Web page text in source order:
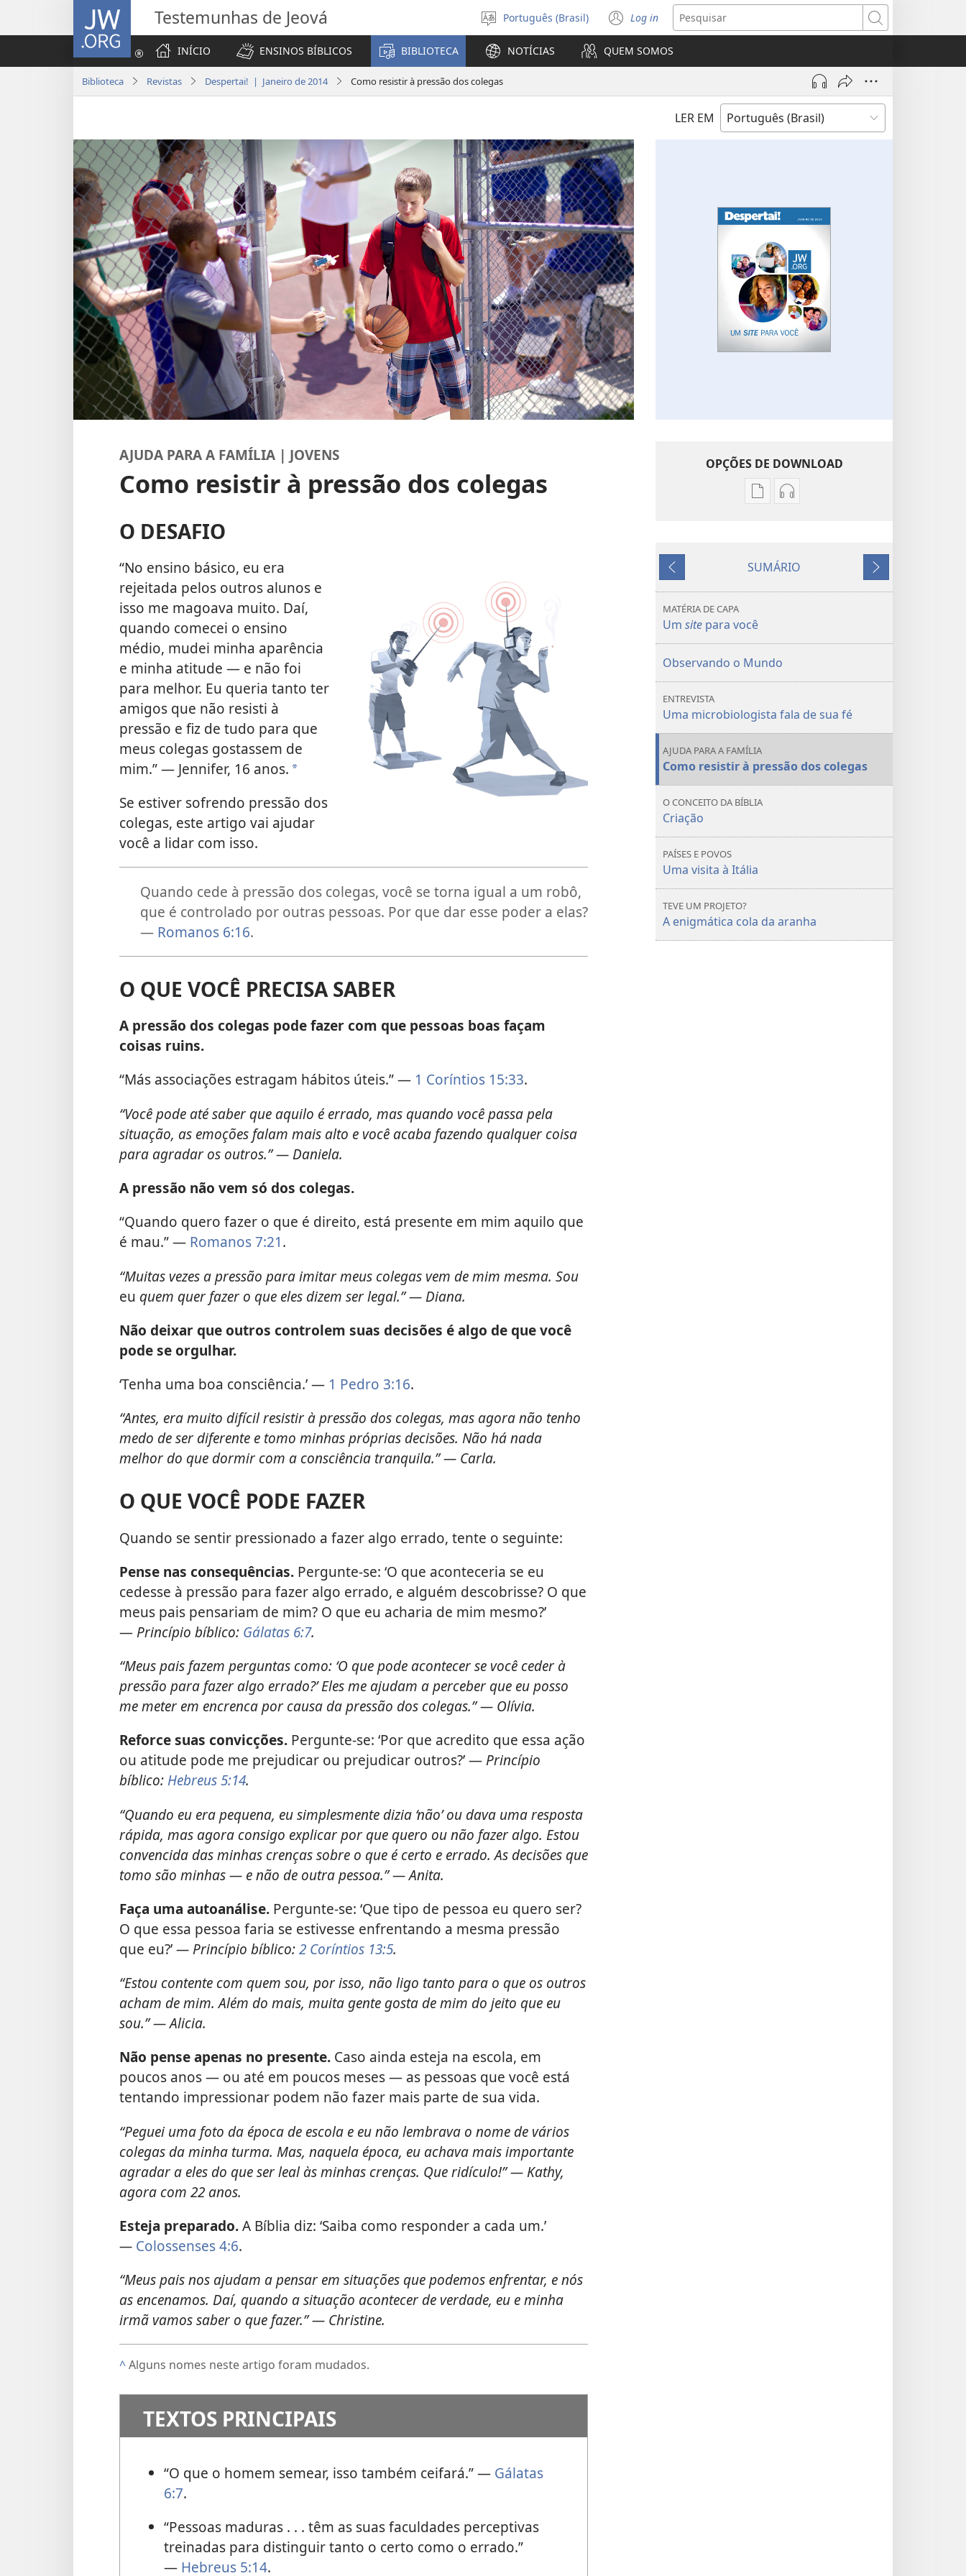
JW.ORG Testemunhas de Jeová
Selecione
o
idioma
Português (Brasil) Log in
(abre
nova
janela)
Pesquisar
INÍCIO
ENSINOS BÍBLICOS BIBLIOTECA NOTÍCIAS QUEM SOMOS
Biblioteca Revistas Despertai! | Janeiro de 2014 Como resistir à pressão dos colegas
LER EM
AJUDA PARA A FAMÍLIA | JOVENS
Como resistir à pressão dos colegas
O DESAFIO
“No ensino básico, eu era
rejeitada pelos outros alunos e
isso me magoava muito. Daí,
quando comecei o ensino
médio, mudei minha aparência
e minha atitude — e não foi
para melhor. Eu queria tanto ter
amigos que não resisti à
pressão e fiz de tudo para que
meus colegas gostassem de
mim.” — Jennifer, 16 anos. *
Se estiver sofrendo pressão dos
colegas, este artigo vai ajudar
você a lidar com isso.
Quando cede à pressão dos colegas, você se torna igual a um robô,
que é controlado por outras pessoas. Por que dar esse poder a elas?
— Romanos 6:16.
O QUE VOCÊ PRECISA SABER
A pressão dos colegas pode fazer com que pessoas boas façam
coisas ruins.
“Más associações estragam hábitos úteis.” — 1 Coríntios 15:33.
“Você pode até saber que aquilo é errado, mas quando você passa pela
situação, as emoções falam mais alto e você acaba fazendo qualquer coisa
para agradar os outros.” — Daniela.
A pressão não vem só dos colegas.
“Quando quero fazer o que é direito, está presente em mim aquilo que
é mau.” — Romanos 7:21.
“Muitas vezes a pressão para imitar meus colegas vem de mim mesma. Sou
eu quem quer fazer o que eles dizem ser legal.” — Diana.
Não deixar que outros controlem suas decisões é algo de que você
pode se orgulhar.
‘Tenha uma boa consciência.’ — 1 Pedro 3:16.
“Antes, era muito difícil resistir à pressão dos colegas, mas agora não tenho
medo de ser diferente e tomo minhas próprias decisões. Não há nada
melhor do que dormir com a consciência tranquila.” — Carla.
O QUE VOCÊ PODE FAZER
Quando se sentir pressionado a fazer algo errado, tente o seguinte:
Pense nas consequências. Pergunte-se: ‘O que aconteceria se eu
cedesse à pressão para fazer algo errado, e alguém descobrisse? O que
meus pais pensariam de mim? O que eu acharia de mim mesmo?’
—Princípio bíblico: Gálatas 6:7.
“Meus pais fazem perguntas como: ‘O que pode acontecer se você ceder à
pressão para fazer algo errado?’ Eles me ajudam a perceber que eu posso
me meter em encrenca por causa da pressão dos colegas.” — Olívia.
Reforce suas convicções. Pergunte-se: ‘Por que acredito que essa ação
ou atitude pode me prejudicar ou prejudicar outros?’ —Princípio
bíblico: Hebreus 5:14.
“Quando eu era pequena, eu simplesmente dizia ‘não’ ou dava uma resposta
rápida, mas agora consigo explicar por que quero ou não fazer algo. Estou
convencida das minhas crenças sobre o que é certo e errado. As decisões que
tomo são minhas — e não de outra pessoa.” — Anita.
Faça uma autoanálise. Pergunte-se: ‘Que tipo de pessoa eu quero ser?
O que essa pessoa faria se estivesse enfrentando a mesma pressão
que eu?’— Princípio bíblico:2 Coríntios 13:5.
“Estou contente com quem sou, por isso, não ligo tanto para o que os outros
acham de mim. Além do mais, muita gente gosta de mim do jeito que eu
sou.” — Alicia.
Não pense apenas no presente. Caso ainda esteja na escola, em
poucos anos — ou até em poucos meses — as pessoas que você está
tentando impressionar podem não fazer mais parte de sua vida.
“Peguei uma foto da época de escola e eu não lembrava o nome de vários
colegas da minha turma. Mas, naquela época, eu achava mais importante
agradar a eles do que ser leal às minhas crenças. Que ridículo!” — Kathy,
agora com 22 anos.
Esteja preparado.A Bíblia diz: ‘Saiba como responder a cada um.’
— Colossenses 4:6.
“Meus pais nos ajudam a pensar em situações que podemos enfrentar, e nós
as encenamos. Daí, quando a situação acontecer de verdade, eu e minha
irmã vamos saber o que fazer.” — Christine.
^Alguns nomes neste artigo foram mudados.
TEXTOS PRINCIPAIS
“O que o homem semear, isso também ceifará.” — Gálatas
6:7.
“Pessoas maduras . . . têm as suas faculdades perceptivas
treinadas para distinguir tanto o certo como o errado.”
— Hebreus 5:14.
OPÇÕES DE DOWNLOAD
Opções
publicações
site
você
Opções
áudio
Anterior
SUMÁRIO
Próximo
MATÉRIA DE CAPA
Um site para você
Observando o Mundo
ENTREVISTA
Uma microbiologista fala de sua fé
AJUDA PARA A FAMÍLIA
Como resistir à pressão dos colegas
O CONCEITO DA BÍBLIA
Criação
PAÍSES E POVOS
Uma visita à Itália
TEVE UM PROJETO?
A enigmática cola da aranha